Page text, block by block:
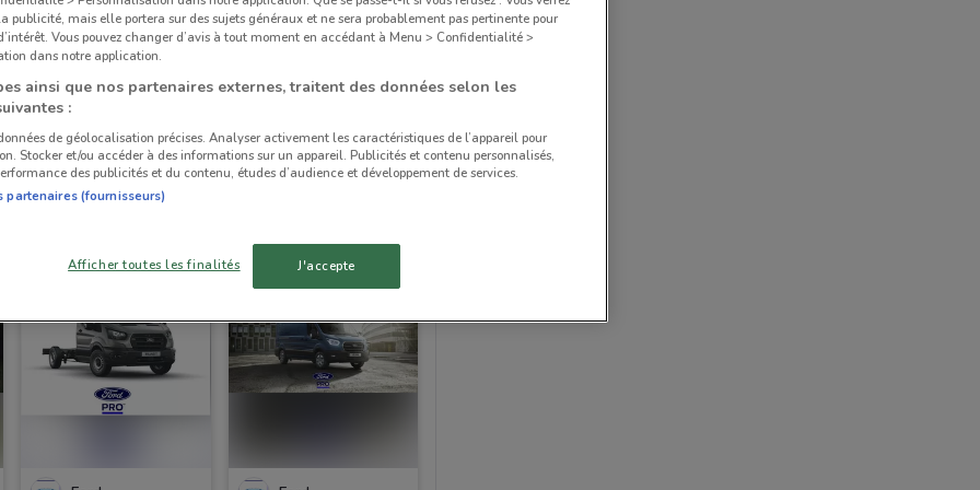
Ford
Valable jusqu'au 31/08 4.2 km
Ford
Valable jusqu'au 31/12 4.2 km
publicité, mais elle portera sur des sujets généraux et ne sera probablement pas pertinente pour
Vous pouvez changer d’avis à tout moment en accédant à Menu > Confidentialité >
dans notre application.
ainsi que nos partenaires externes, traitent des données selon les
:
de géolocalisation précises. Analyser activement les caractéristiques de l’appareil pour
Stocker et/ou accéder à des informations sur un appareil. Publicités et contenu personnalisés,
des publicités et du contenu, études d’audience et développement de services.
partenaires (fournisseurs)
Afficher toutes les finalités J'accepte